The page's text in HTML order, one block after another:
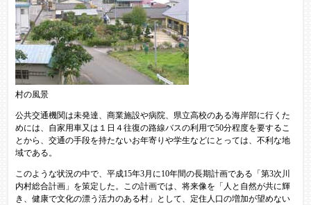
村の風景
公共交通機関は未発達、商業施設や病院、県立高校のある海岸部に行くた
めには、自家用車又は１日４往復の路線バスの利用で50分程度を要するこ
とから、交通の手段を持たないお年寄りや学生などにとっては、不利な地
域である。
このような状況の中で、平成15年3月に10年間の長期計画である「第3次川
内村総合計画」を策定した。この計画では、将来像を「人と自然が共に輝
き、健康で文化の漂う活力のある村」として、定住人口の増加が望めない